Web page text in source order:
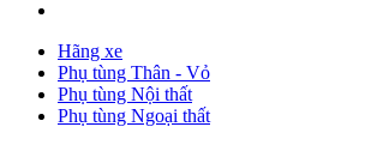
Hãng xe
Phụ tùng Thân - Vỏ
Phụ tùng Nội thất
Phụ tùng Ngoại thất